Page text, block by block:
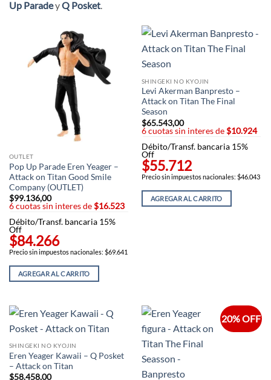
Up ParadeyQ Posket.
OUTLET
Pop Up Parade Eren Yeager –
Attack on Titan Good Smile
Company (OUTLET)
$99.136,00
6 cuotas sin interes de$16.523
Débito/Transf. bancaria 15%
Off
$84.266
Precio sin impuestos nacionales: $69.641
AGREGAR AL CARRITO
SHINGEKI NO KYOJIN
Levi Akerman Banpresto –
Attack on Titan The Final
Season
$65.543,00
6 cuotas sin interes de$10.924
Débito/Transf. bancaria 15%
Off
$55.712
Precio sin impuestos nacionales: $46.043
AGREGAR AL CARRITO
SHINGEKI NO KYOJIN
Eren Yeager Kawaii – Q Posket
– Attack on Titan
$58.458,00
20% OFF